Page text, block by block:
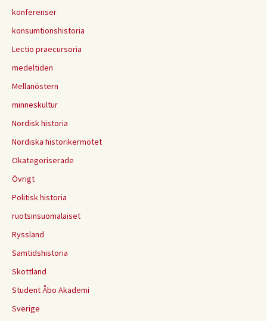
konferenser
konsumtionshistoria
Lectio praecursoria
medeltiden
Mellanöstern
minneskultur
Nordisk historia
Nordiska historikermötet
Okategoriserade
Övrigt
Politisk historia
ruotsinsuomalaiset
Ryssland
Samtidshistoria
Skottland
Student Åbo Akademi
Sverige